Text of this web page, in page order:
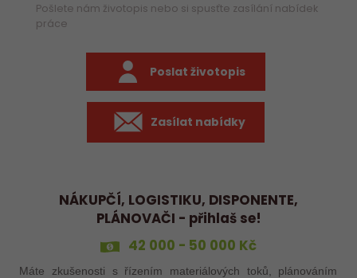
Pošlete nám životopis nebo si spusťte zasílání nabídek
práce
Poslat životopis
Zasílat nabídky
NÁKUPČÍ, LOGISTIKU, DISPONENTE,
PLÁNOVAČI - přihlaš se!
42 000 - 50 000 Kč
Máte zkušenosti s řízením materiálových toků, plánováním